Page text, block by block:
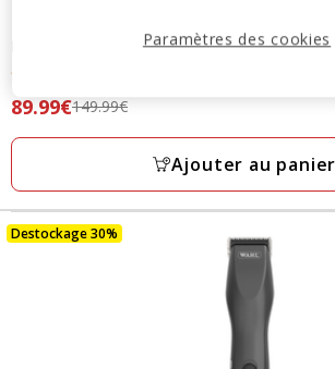
- Distributeur Automatique 12
étoiles
avec
avis
Prix
précédent
prix
final
89.99€
89.99€149.99€
Ajouter au panier
Destockage 30%
Paramètres des cookies